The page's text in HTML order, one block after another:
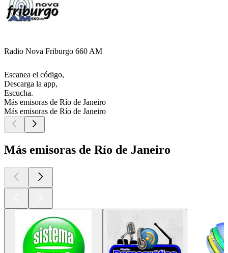
Radio Nova Friburgo 660 AM
Escanea el código,
Descarga la app,
Escucha.
Más emisoras de Río de Janeiro
Más emisoras de Río de Janeiro
Más emisoras de Río de Janeiro